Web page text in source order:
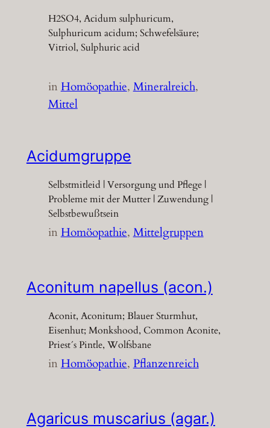
H2SO4, Acidum sulphuricum,
Sulphuricum acidum; Schwefelsäure;
Vitriol, Sulphuric acid
inHomöopathie, Mineralreich
Mittel
Acidumgruppe
Selbstmitleid | Versorgung und Pflege |
Probleme mit der Mutter | Zuwendung |
Selbstbewußtsein
inHomöopathie, Mittelgruppen
Aconitum napellus (acon.)
Aconit, Aconitum; Blauer Sturmhut,
Eisenhut; Monkshood, Common Aconite,
Priest´s Pintle, Wolfsbane
inHomöopathie, Pflanzenreich
Agaricus muscarius (agar.)